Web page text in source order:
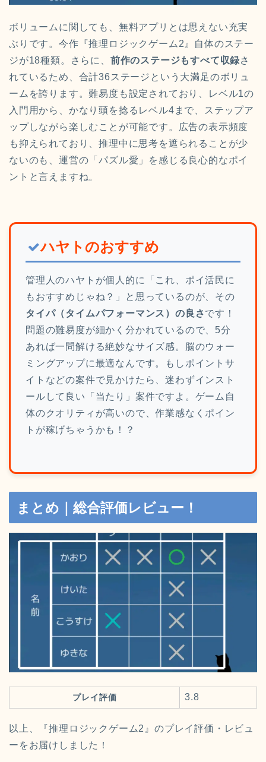
ボリュームに関しても、無料アプリとは思えない充実
ぶりです。今作『推理ロジックゲーム2』自体のステー
ジが18種類。さらに、 前作のステージもすべて収録さ
れているため、合計36ステージという大満足のボリュ
ームを誇ります。難易度も設定されており、レベル1の
入門用から、かなり頭を捻るレベル4まで、ステップア
ップしながら楽しむことが可能です。広告の表示頻度
も抑えられており、推理中に思考を遮られることが少
ないのも、運営の「パズル愛」を感じる良心的なポイ
ントと言えますね。
ハヤトのおすすめ
管理人のハヤトが個人的に「これ、ポイ活民に
もおすすめじゃね？」と思っているのが、その
タイパ（タイムパフォーマンス）の良さです！
問題の難易度が細かく分かれているので、5分
あれば一問解ける絶妙なサイズ感。脳のウォー
ミングアップに最適なんです。もしポイントサ
イトなどの案件で見かけたら、迷わずインスト
ールして良い「当たり」案件ですよ。ゲーム自
体のクオリティが高いので、作業感なくポイン
トが稼げちゃうかも！？
まとめ｜総合評価レビュー！
プレイ評価 3.8
以上、『推理ロジックゲーム2』のプレイ評価・レビュ
ーをお届けしました！